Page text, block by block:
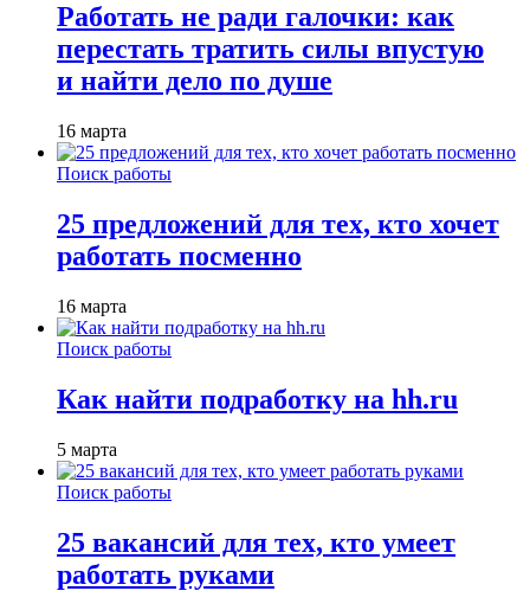
Работать не ради галочки: как
перестать тратить силы впустую
и найти дело по душе
16 марта
Поиск работы
25 предложений для тех, кто хочет
работать посменно
16 марта
Поиск работы
Как найти подработку на hh.ru
5 марта
Поиск работы
25 вакансий для тех, кто умеет
работать руками